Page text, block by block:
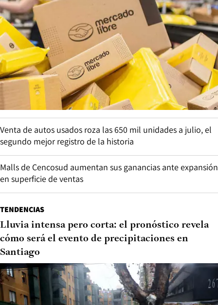
Venta de autos usados roza las 650 mil unidades a julio, el
segundo mejor registro de la historia
Malls de Cencosud aumentan sus ganancias ante expansión
en superficie de ventas
TENDENCIAS
Lluvia intensa pero corta: el pronóstico revela
cómo será el evento de precipitaciones en
Santiago